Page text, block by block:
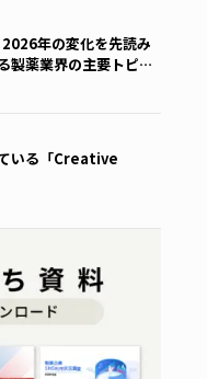
年の変化を先読み
製薬業界の主要トピッ
いる「Creative